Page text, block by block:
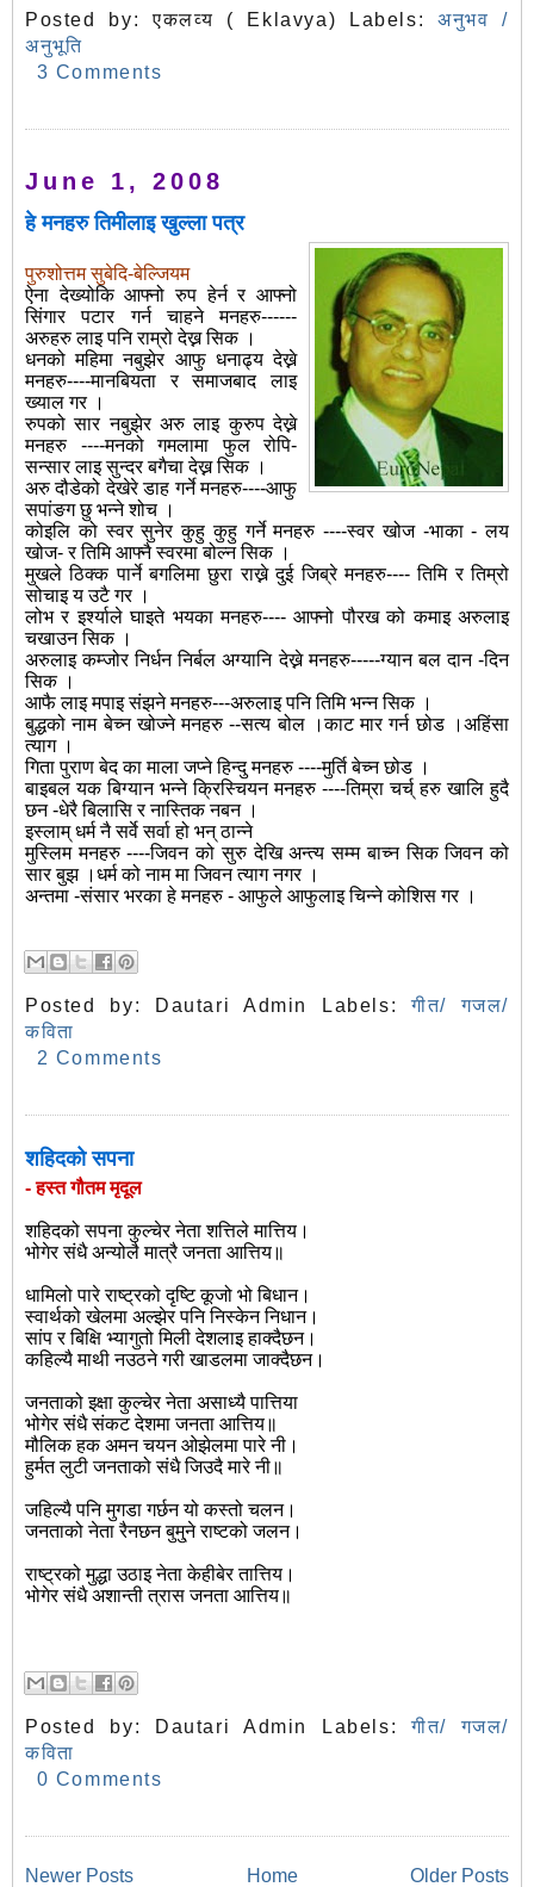
Posted by:एकलव्य ( Eklavya) Labels:अनुभव /
अनुभूति
3 Comments
June 1, 2008
हे मनहरु तिमीलाइ खुल्ला पत्र
पुरुशोत्तम सुबेदि-बेल्जियम
ऐना देख्योकि आफ्नो रुप हेर्न र आफ्नो
सिंगार पटार गर्न चाहने मनहरु------
अरुहरु लाइ पनि राम्रो देख्न सिक ।
धनको महिमा नबुझेर आफु धनाढ्य देख्ने
मनहरु----मानबियता र समाजबाद लाइ
ख्याल गर ।
रुपको सार नबुझेर अरु लाइ कुरुप देख्ने
मनहरु ----मनको गमलामा फुल रोपि-
सन्सार लाइ सुन्दर बगैचा देख्न सिक ।
अरु दौडेको देखेरे डाह गर्ने मनहरु----आफु
सपांङग छु भन्ने शोच ।
कोइलि को स्वर सुनेर कुहु कुहु गर्ने मनहरु ----स्वर खोज -भाका - लय
खोज- र तिमि आफ्नै स्वरमा बोल्न सिक ।
मुखले ठिक्क पार्ने बगलिमा छुरा राख्ने दुई जिब्रे मनहरु---- तिमि र तिम्रो
सोचाइ य उटै गर ।
लोभ र इर्श्याले घाइते भयका मनहरु---- आफ्नो पौरख को कमाइ अरुलाइ
चखाउन सिक ।
अरुलाइ कम्जोर निर्धन निर्बल अग्यानि देख्ने मनहरु-----ग्यान बल दान -दिन
सिक ।
आफै लाइ मपाइ संझने मनहरु---अरुलाइ पनि तिमि भन्न सिक ।
बुद्धको नाम बेच्न खोज्ने मनहरु --सत्य बोल ।काट मार गर्न छोड ।अहिंसा
त्याग ।
गिता पुराण बेद का माला जप्ने हिन्दु मनहरु ----मुर्ति बेच्न छोड ।
बाइबल यक बिग्यान भन्ने क्रिस्चियन मनहरु ----तिम्रा चर्च् हरु खालि हुदै
छन -धेरै बिलासि र नास्तिक नबन ।
इस्लाम् धर्म नै सर्वे सर्वा हो भन् ठान्ने
मुस्लिम मनहरु ----जिवन को सुरु देखि अन्त्य सम्म बाच्न सिक जिवन को
सार बुझ ।धर्म को नाम मा जिवन त्याग नगर ।
अन्तमा -संसार भरका हे मनहरु - आफुले आफुलाइ चिन्ने कोशिस गर ।
Posted by: Dautari Admin Labels:गीत/ गजल/
कविता
2 Comments
शहिदको सपना
- हस्त गौतम मृदूल
शहिदको सपना कुल्चेर नेता शत्तिले मात्तिय।
भोगेर संधै अन्योलै मात्रै जनता आत्तिय॥
धामिलो पारे राष्ट्रको दृष्टि कूजो भो बिधान।
स्वार्थको खेलमा अल्झेर पनि निस्केन निधान।
सांप र बिक्षि भ्यागुतो मिली देशलाइ हाक्दैछन।
कहिल्यै माथी नउठने गरी खाडलमा जाक्दैछन।
जनताको इक्षा कुल्चेर नेता असाध्यै पात्तिया
भोगेर संधै संकट देशमा जनता आत्तिय॥
मौलिक हक अमन चयन ओझेलमा पारे नी।
हुर्मत लुटी जनताको संधै जिउदै मारे नी॥
जहिल्यै पनि मुगडा गर्छन यो कस्तो चलन।
जनताको नेता रैनछन बुमु्ने राष्टको जलन।
राष्ट्रको मुद्धा उठाइ नेता केहीबेर तात्तिय।
भोगेर संधै अशान्ती त्रास जनता आत्तिय॥
Posted by: Dautari Admin Labels:गीत/ गजल/
कविता
0 Comments
Newer Posts Older Posts
Home